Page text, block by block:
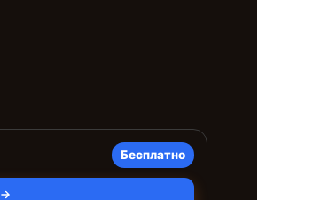
Бесплатно